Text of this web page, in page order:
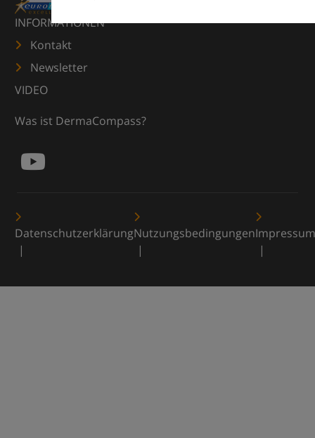
INFORMATIONEN
Kontakt
Newsletter
VIDEO
Was ist DermaCompass?
DatenschutzerklärungNutzungsbedingungenImpressum